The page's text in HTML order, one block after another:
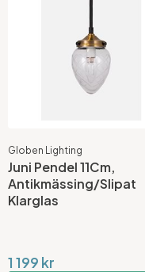
Globen Lighting
Juni Pendel 11Cm,
Antikmässing/Slipat
Klarglas
1 199 kr